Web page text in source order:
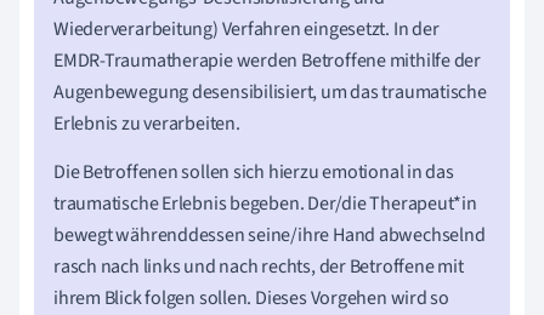
Wiederverarbeitung) Verfahren eingesetzt. In der
EMDR-Traumatherapie werden Betroffene mithilfe der
Augenbewegung desensibilisiert, um das traumatische
Erlebnis zu verarbeiten.
Die Betroffenen sollen sich hierzu emotional in das
traumatische Erlebnis begeben. Der/die Therapeut*in
bewegt währenddessen seine/ihre Hand abwechselnd
rasch nach links und nach rechts, der Betroffene mit
ihrem Blick folgen sollen. Dieses Vorgehen wird so